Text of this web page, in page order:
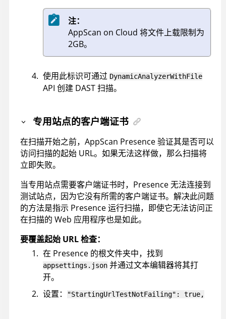
注：
AppScan on Cloud 将文件上载限制为
2GB。
使用此标识可通过 DynamicAnalyzerWithFile
API 创建 DAST 扫描。
专用站点的客户端证书
在扫描开始之前， AppScan Presence验证其是否可以
访问扫描的起始 URL。如果无法这样做，那么扫描将
立即失败。
当专用站点需要客户端证书时，Presence 无法连接到
测试站点，因为它没有所需的客户端证书。解决此问题
的方法是指示 Presence 运行扫描，即使它无法访问正
在扫描的 Web 应用程序也是如此。
要覆盖起始 URL 检查：
在 Presence 的根文件夹中，找到
appsettings.json 并通过文本编辑器将其打
开。
设置：
"StartingUrlTestNotFailing": true,